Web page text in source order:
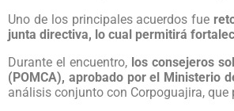
Uno de los principales acuerdos fue
junta directiva, lo cual permitirá
Durante el encuentro, los consejeros
(POMCA), aprobado por el Ministerio
análisis conjunto con Corpoguajira,